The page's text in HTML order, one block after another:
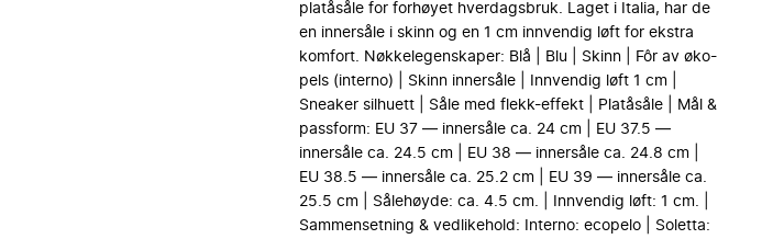
platåsåle for forhøyet hverdagsbruk. Laget i Italia, har de
en innersåle i skinn og en 1 cm innvendig løft for ekstra
komfort. Nøkkelegenskaper: Blå | Blu | Skinn | Fôr av øko-
pels (interno) | Skinn innersåle | Innvendig løft 1 cm |
Sneaker silhuett | Såle med flekk-effekt | Platåsåle | Mål &
passform: EU 37 — innersåle ca. 24 cm | EU 37.5 —
innersåle ca. 24.5 cm | EU 38 — innersåle ca. 24.8 cm |
EU 38.5 — innersåle ca. 25.2 cm | EU 39 — innersåle ca.
25.5 cm | Sålehøyde: ca. 4.5 cm. | Innvendig løft: 1 cm. |
Sammensetning & vedlikehold: Interno: ecopelo | Soletta: